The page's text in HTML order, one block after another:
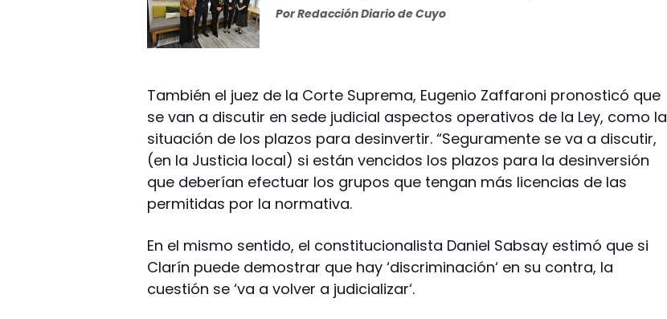
PorRedacción Diario de Cuyo
También el juez de la Corte Suprema, Eugenio Zaffaroni pronosticó que
se van a discutir en sede judicial aspectos operativos de la Ley, como la
situación de los plazos para desinvertir. “Seguramente se va a discutir,
(en la Justicia local) si están vencidos los plazos para la desinversión
que deberían efectuar los grupos que tengan más licencias de las
permitidas por la normativa.
En el mismo sentido, el constitucionalista Daniel Sabsay estimó que si
Clarín puede demostrar que hay ‘discriminación‘ en su contra, la
cuestión se ‘va a volver a judicializar‘.